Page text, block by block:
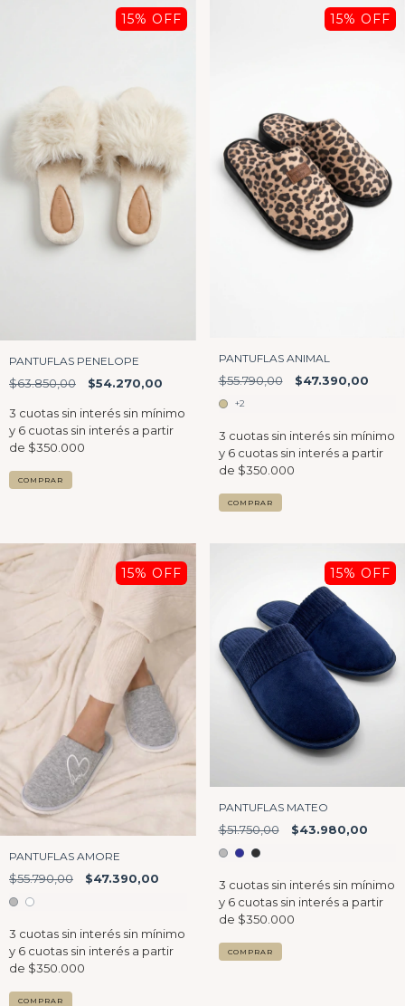
15% OFF
PANTUFLAS PENELOPE
$63.850,00 $54.270,00
COMPRAR
15% OFF
PANTUFLAS ANIMAL
$55.790,00 $47.390,00
+2
COMPRAR
15% OFF
PANTUFLAS AMORE
$55.790,00 $47.390,00
COMPRAR
15% OFF
PANTUFLAS MATEO
$51.750,00 $43.980,00
COMPRAR